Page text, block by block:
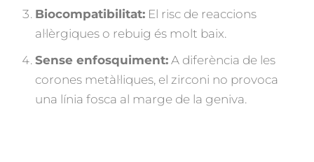
Biocompatibilitat: El risc de reaccions
al·lèrgiques o rebuig és molt baix.
Sense enfosquiment: A diferència de les
corones metàl·liques, el zirconi no provoca
una línia fosca al marge de la geniva.